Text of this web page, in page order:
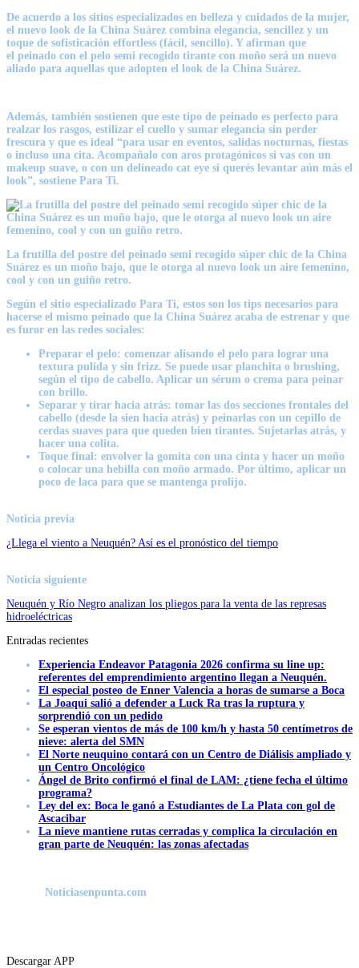
De acuerdo a los sitios especializados en belleza y cuidados de la mujer,
el nuevo look de la China Suárez combina elegancia, sencillez y un
toque de sofisticación effortless (fácil, sencillo). Y afirman que
el peinado con el pelo semi recogido tirante con moño será un nuevo
aliado para aquellas que adopten el look de la China Suárez.
Además, también sostienen que este tipo de peinado es perfecto para
realzar los rasgos, estilizar el cuello y sumar elegancia sin perder
frescura y que es ideal “para usar en eventos, salidas nocturnas, fiestas
o incluso una cita. Acompañalo con aros protagónicos si vas con un
makeup suave, o con un delineado cat eye si querés levantar aún más el
look”, sostiene Para Ti.
La frutilla del postre del peinado semi recogido súper chic de la China
Suárez es un moño bajo, que le otorga al nuevo look un aire femenino,
cool y con un guiño retro.
Según el sitio especializado Para Ti, estos son los tips necesarios para
hacerse el mismo peinado que la China Suárez acaba de estrenar y que
es furor en las redes sociales:
Preparar el pelo: comenzar alisando el pelo para lograr una
textura pulida y sin frizz. Se puede usar planchita o brushing,
según el tipo de cabello. Aplicar un sérum o crema para peinar
con brillo.
Separar y tirar hacia atrás: tomar las dos secciones frontales del
cabello (desde la sien hacia atrás) y peinarlas con un cepillo de
cerdas suaves para que queden bien tirantes. Sujetarlas atrás, y
hacer una colita.
Toque final: envolver la gomita con una cinta y hacer un moño
o colocar una hebilla con moño armado. Por último, aplicar un
poco de laca para que se mantenga prolijo.
Noticia previa
¿Llega el viento a Neuquén? Así es el pronóstico del tiempo
Noticia siguiente
Neuquén y Río Negro analizan los pliegos para la venta de las represas
hidroeléctricas
Entradas recientes
Experiencia Endeavor Patagonia 2026 confirma su line up:
referentes del emprendimiento argentino llegan a Neuquén.
El especial posteo de Enner Valencia a horas de sumarse a Boca
La Joaqui salió a defender a Luck Ra tras la ruptura y
sorprendió con un pedido
Se esperan vientos de más de 100 km/h y hasta 50 centímetros de
nieve: alerta del SMN
El Norte neuquino contará con un Centro de Diálisis ampliado y
un Centro Oncológico
Ángel de Brito confirmó el final de LAM: ¿tiene fecha el último
programa?
Ley del ex: Boca le ganó a Estudiantes de La Plata con gol de
Ascacibar
La nieve mantiene rutas cerradas y complica la circulación en
gran parte de Neuquén: las zonas afectadas
Noticiasenpunta.com
Descargar APP